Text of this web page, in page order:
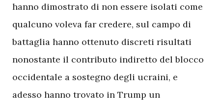
hanno dimostrato di non essere isolati come
qualcuno voleva far credere, sul campo di
battaglia hanno ottenuto discreti risultati
nonostante il contributo indiretto del blocco
occidentale a sostegno degli ucraini, e
adesso hanno trovato in Trump un